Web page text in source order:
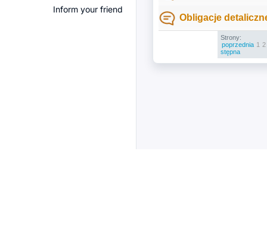
Inform your friend
Obligacje
Strony:
poprzednia 1 2
stępna